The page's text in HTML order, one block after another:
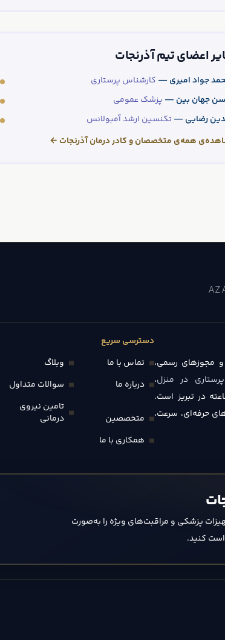
اعضای تیم آذرنجات
جواد امیری — کارشناس پرستاری
جهان بین — پزشک عمومی
رضایی —تکنسین ارشد آمبولانس
همه‌ی متخصصان و کادر درمان آذرنجات ←
مجوزهای رسمی،
پرستاری در منزل،
کلینیکی به‌صورت ۲۴ ساعته در تبریز است.
حرفه‌ای، سرعت،
دسترسی سریع
تماس با ما
وبلاگ
درباره ما
سوالات متداول
متخصصین
تامین نیروی
درمانی
همکاری با ما
پزشکی و مراقبت‌های ویژه را به‌صورت
کنید.